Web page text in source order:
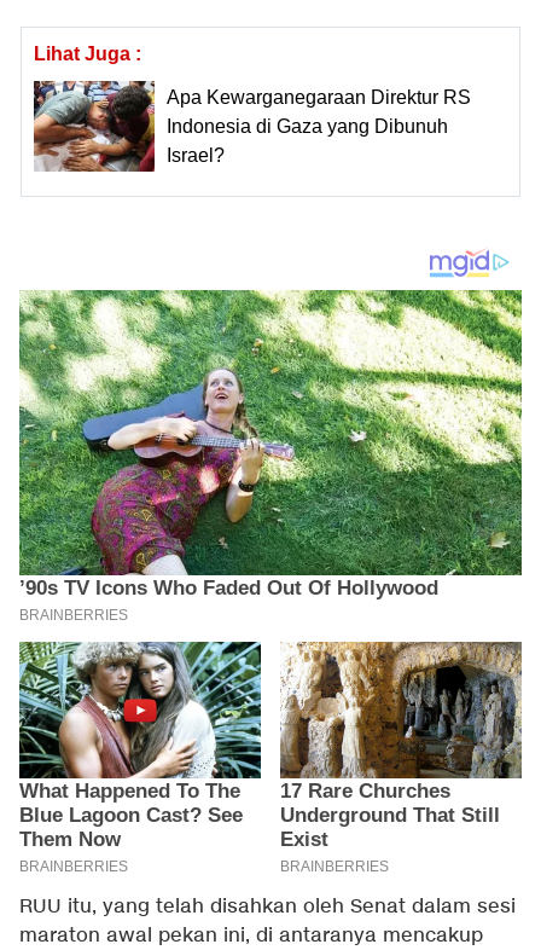
Lihat Juga :
Apa Kewarganegaraan Direktur RS
Indonesia di Gaza yang Dibunuh
Israel?
RUU itu, yang telah disahkan oleh Senat dalam sesi
maraton awal pekan ini, di antaranya mencakup